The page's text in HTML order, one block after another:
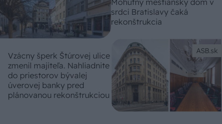
srdci Bratislavy čaká
rekonštrukcia
ASB.sk
Vzácny šperk Štúrovej ulice
zmenil majiteľa. Nahliadnite
do priestorov bývalej
úverovej banky pred
plánovanou rekonštrukciou